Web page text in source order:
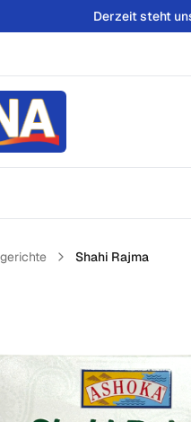
Derzeit steht
Shahi Rajma